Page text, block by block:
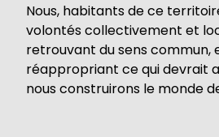
Nous, habitants de ce
volontés collectivement et
retrouvant du sens commun,
réappropriant ce qui devrait
nous construirons le monde